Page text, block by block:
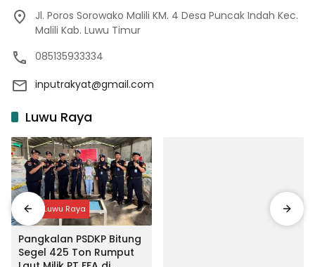
Jl. Poros Sorowako Malili KM. 4 Desa Puncak Indah Kec.
Malili Kab. Luwu Timur
085135933334
inputrakyat@gmail.com
Luwu Raya
Input Luwu Raya
Pangkalan PSDKP Bitung
Segel 425 Ton Rumput